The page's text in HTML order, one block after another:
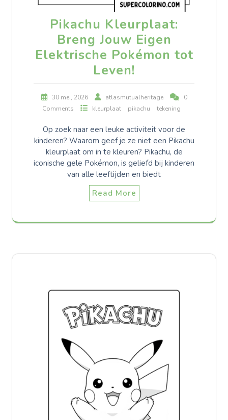
Pikachu Kleurplaat:
Breng Jouw Eigen
Elektrische Pokémon tot
Leven!
30 mei, 2026 atlasmutualheritage
0
Comments
kleurplaat pikachu tekening
Op zoek naar een leuke activiteit voor de
kinderen? Waarom geef je ze niet een Pikachu
kleurplaat om in te kleuren? Pikachu, de
iconische gele Pokémon, is geliefd bij kinderen
van alle leeftijden en biedt
Read More